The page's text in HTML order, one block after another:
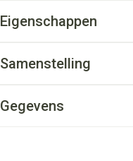
Eigenschappen
Samenstelling
Gegevens